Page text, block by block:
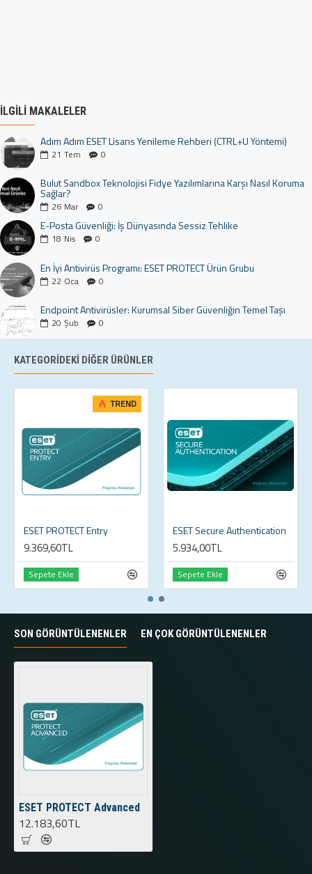
İLGILI MAKALELER
Adım Adım ESET Lisans Yenileme Rehberi (CTRL+U Yöntemi)
21 Tem 0
Bulut Sandbox Teknolojisi Fidye Yazılımlarına Karşı Nasıl Koruma
Sağlar?
26 Mar 0
E-Posta Güvenliği: İş Dünyasında Sessiz Tehlike
18 Nis 0
En İyi Antivirüs Programı: ESET PROTECT Ürün Grubu
22 Oca 0
Endpoint Antivirüsler: Kurumsal Siber Güvenliğin Temel Taşı
20 Şub 0
KATEGORIDEKI DIĞER ÜRÜNLER
TREND
ESET PROTECT Entry
9.369,60TL
Sepete Ekle
ESET Secure Authentication
5.934,00TL
Sepete Ekle
SON GÖRÜNTÜLENENLER EN ÇOK GÖRÜNTÜLENENLER
ESET PROTECT Advanced
12.183,60TL